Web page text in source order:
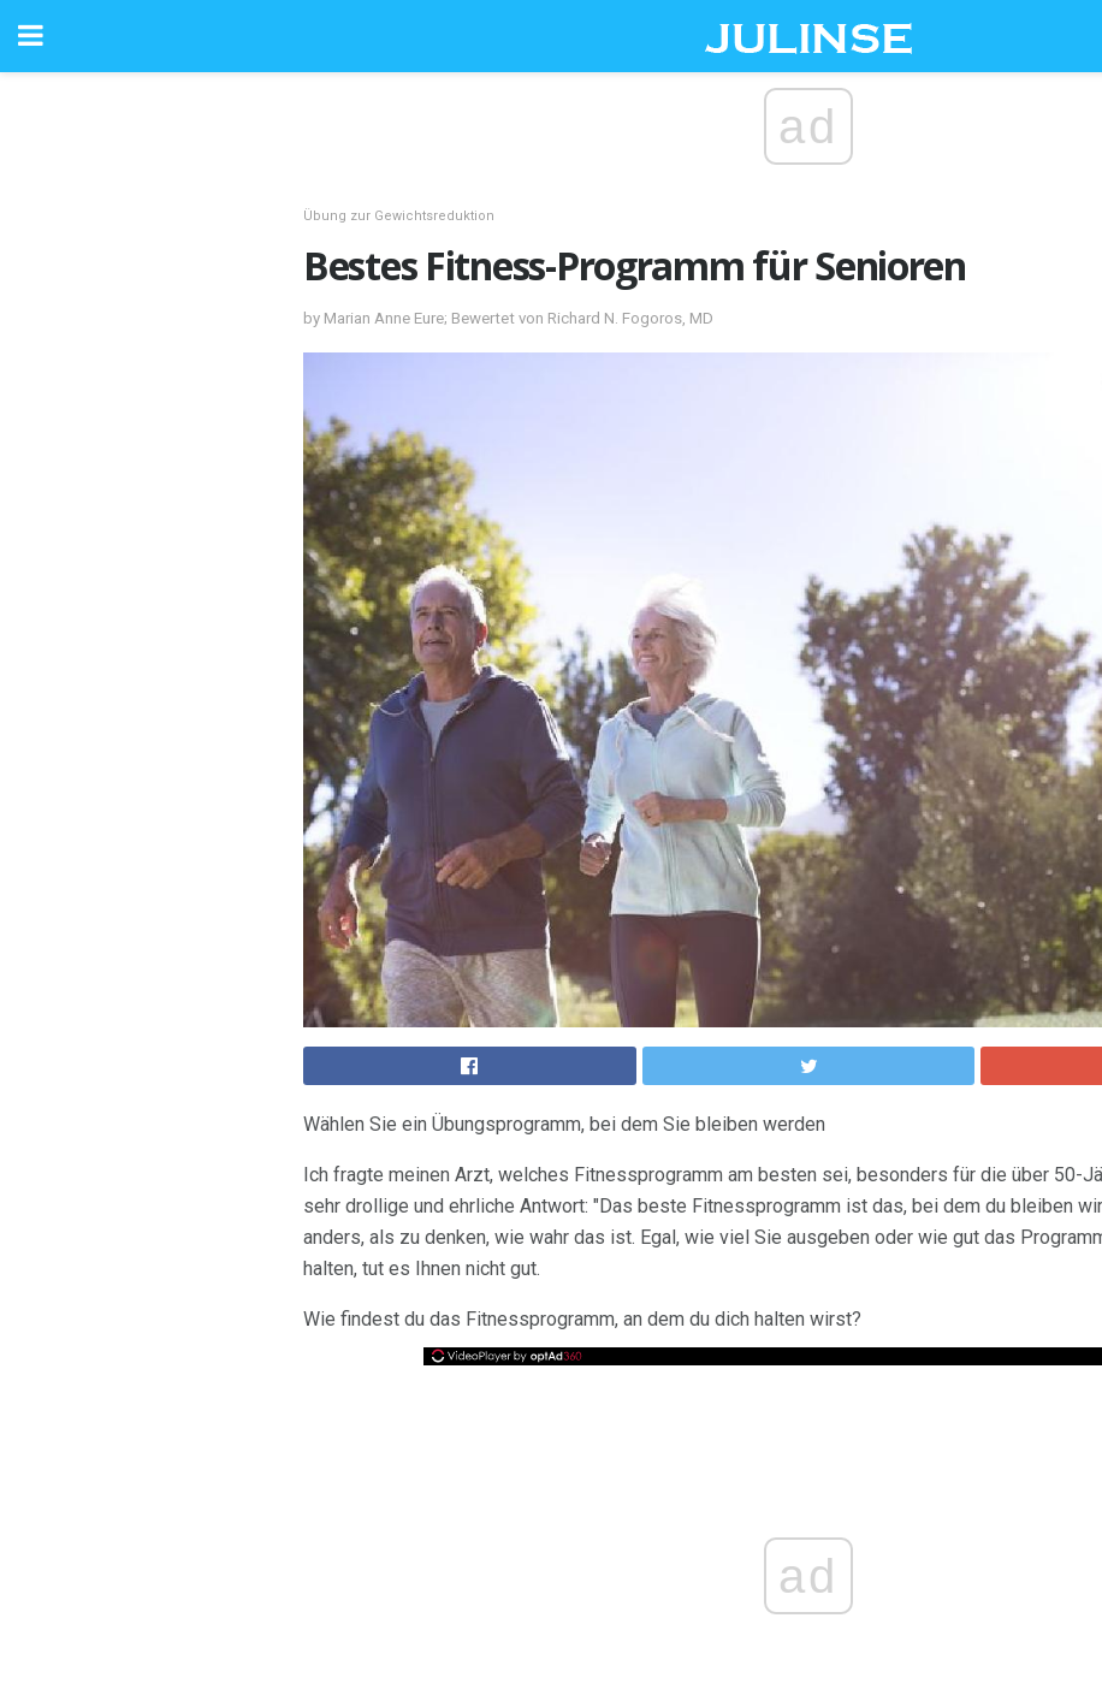
ad
Übung zur Gewichtsreduktion
Bestes Fitness-Programm für Senioren
by Marian Anne Eure; Bewertet von Richard N. Fogoros, MD
Wählen Sie ein Übungsprogramm, bei dem Sie bleiben werden
Ich fragte meinen Arzt, welches Fitnessprogramm am besten sei, besonders für die über 50-
sehr drollige und ehrliche Antwort: "Das beste Fitnessprogramm ist das, bei dem du bleiben
anders, als zu denken, wie wahr das ist. Egal, wie viel Sie ausgeben oder wie gut das
halten, tut es Ihnen nicht gut.
Wie findest du das Fitnessprogramm, an dem du dich halten wirst?
ad